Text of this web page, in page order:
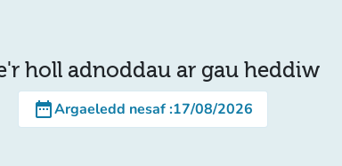
holl adnoddau ar gau heddiw
date_rangeArgaeledd nesaf:17/08/2026